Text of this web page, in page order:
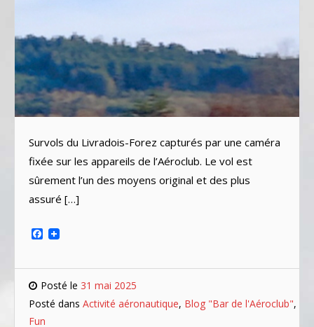
Survols du Livradois-Forez capturés par une caméra
fixée sur les appareils de l’Aéroclub. Le vol est
sûrement l’un des moyens original et des plus
assuré […]
Facebook
Posté le 31 mai 2025
Posté dans Activité aéronautique, Blog "Bar de l'Aéroclub",
Fun